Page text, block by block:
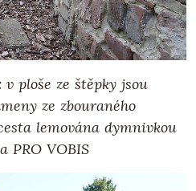
v ploše ze štěpky jsou
ze zbouraného
lemována dymnivkou
PRO VOBIS